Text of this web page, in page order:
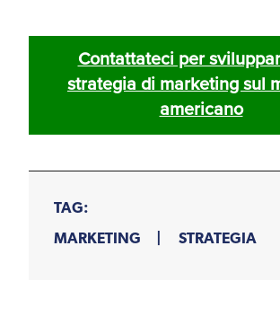
Contattateci per
strategia di marketing sul
americano
TAG:
MARKETING
STRATEGIA